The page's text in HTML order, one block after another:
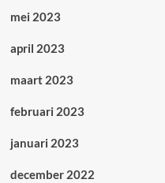
mei 2023
april 2023
maart 2023
februari 2023
januari 2023
december 2022